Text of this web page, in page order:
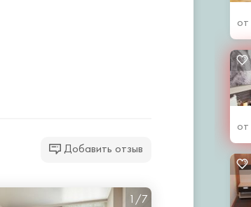
от
от
Добавить отзыв
1/7